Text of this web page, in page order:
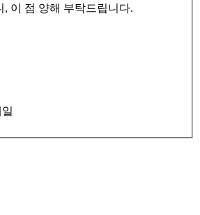
, 이 점 양해 부탁드립니다.